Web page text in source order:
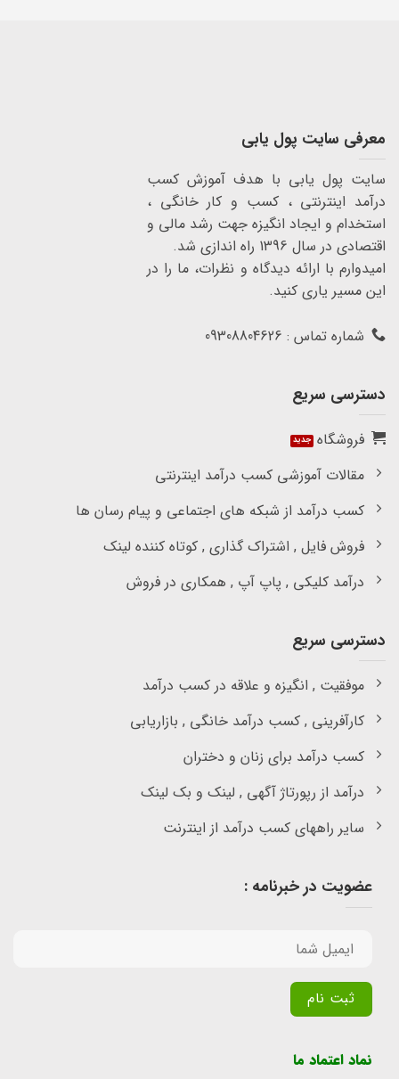
معرفی سایت پول یابی
سایت پول یابی با هدف آموزش کسب
درآمد اینترنتی ، کسب و کار خانگی ،
استخدام و ایجاد انگیزه جهت رشد مالی و
اقتصادی در سال 1396 راه اندازی شد.
امیدوارم با ارائه دیدگاه و نظرات، ما را در
این مسیر یاری کنید.
شماره تماس : 09308804626
دسترسی سریع
فروشگاه
مقالات آموزشی کسب درآمد اینترنتی
کسب درآمد از شبکه های اجتماعی و پیام رسان ها
فروش فایل , اشتراک گذاری , کوتاه کننده لینک
درآمد کلیکی , پاپ آپ , همکاری در فروش
دسترسی سریع
موفقیت , انگیزه و علاقه در کسب درآمد
کارآفرینی , کسب درآمد خانگی , بازاریابی
کسب درآمد برای زنان و دختران
درآمد از رپورتاژ آگهی , لینک و بک لینک
سایر راههای کسب درآمد از اینترنت
عضویت در خبرنامه :
نماد اعتماد ما